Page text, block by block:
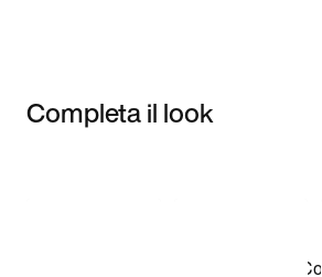
Completa il look